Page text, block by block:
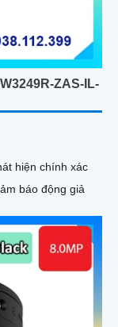
ZAS-IL-
hiện chính xác
báo động giả